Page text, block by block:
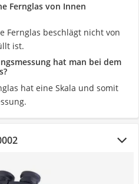
Fernglas von Innen
Fernglas beschlägt nicht von
ist.
hat man bei dem
hat eine Skala und somit